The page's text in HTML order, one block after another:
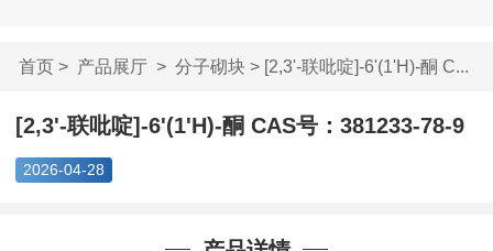
首页> 产品展厅> 分子砌块> [2,3'-联吡啶]-6'(1'H)-酮 C...
[2,3'-联吡啶]-6'(1'H)-酮 CAS号：381233-78-9
2026-04-28